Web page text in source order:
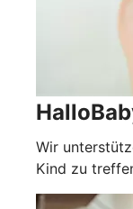
Wir
Kind zu